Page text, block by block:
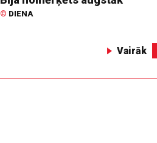
© DIENA
Vairāk